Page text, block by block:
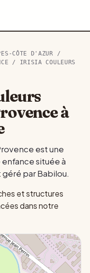
CÔTE D'AZUR /
/ IRISIA COULEURS
à
est une
située à
par Babilou.
et structures
dans notre